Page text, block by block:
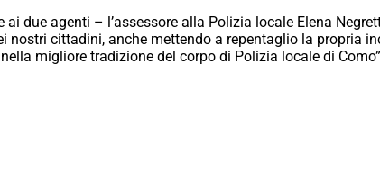
due agenti – l’assessore alla Polizia locale Elena
nostri cittadini, anche mettendo a repentaglio la propria
migliore tradizione del corpo di Polizia locale di